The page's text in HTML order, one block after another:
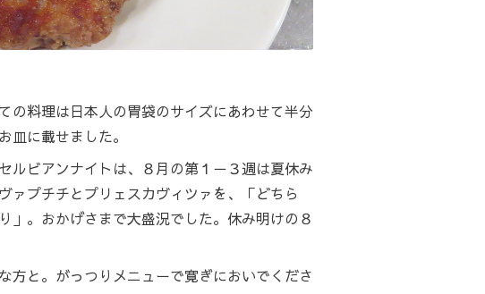
の料理は日本人の胃袋のサイズにあわせて半分
に載せました。
ビアンナイトは、８月の第１－３週は夏休み
ァプチチとプリェスカヴィツァを、「どちら
」。おかげさまで大盛況でした。休み明けの８
と。がっつりメニューで寛ぎにおいでくださ